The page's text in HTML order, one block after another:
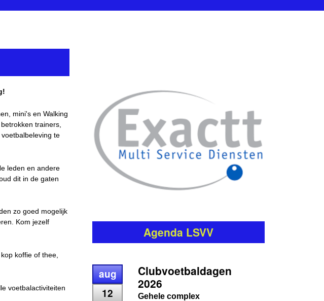
mini's en Walking
trainers,
te
leden en andere
dit in de gaten
zo goed mogelijk
Kom jezelf
koffie of thee,
voetbalactiviteiten
Agenda LSVV
aug
12
Clubvoetbaldagen
2026
Gehele complex